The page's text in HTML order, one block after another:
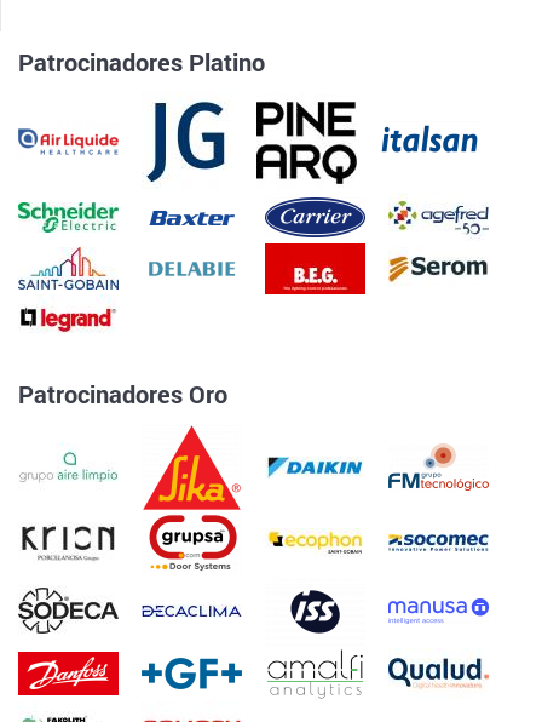
Patrocinadores Platino
Patrocinadores Oro